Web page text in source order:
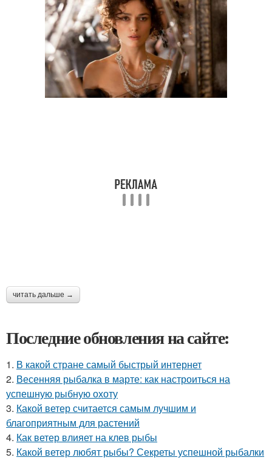
читать дальше →
Последние обновления на сайте:
1. В какой стране самый быстрый интернет
2. Весенняя рыбалка в марте: как настроиться на
успешную рыбную охоту
3. Какой ветер считается самым лучшим и
благоприятным для растений
4. Как ветер влияет на клев рыбы
5. Какой ветер любят рыбы? Секреты успешной рыбалки